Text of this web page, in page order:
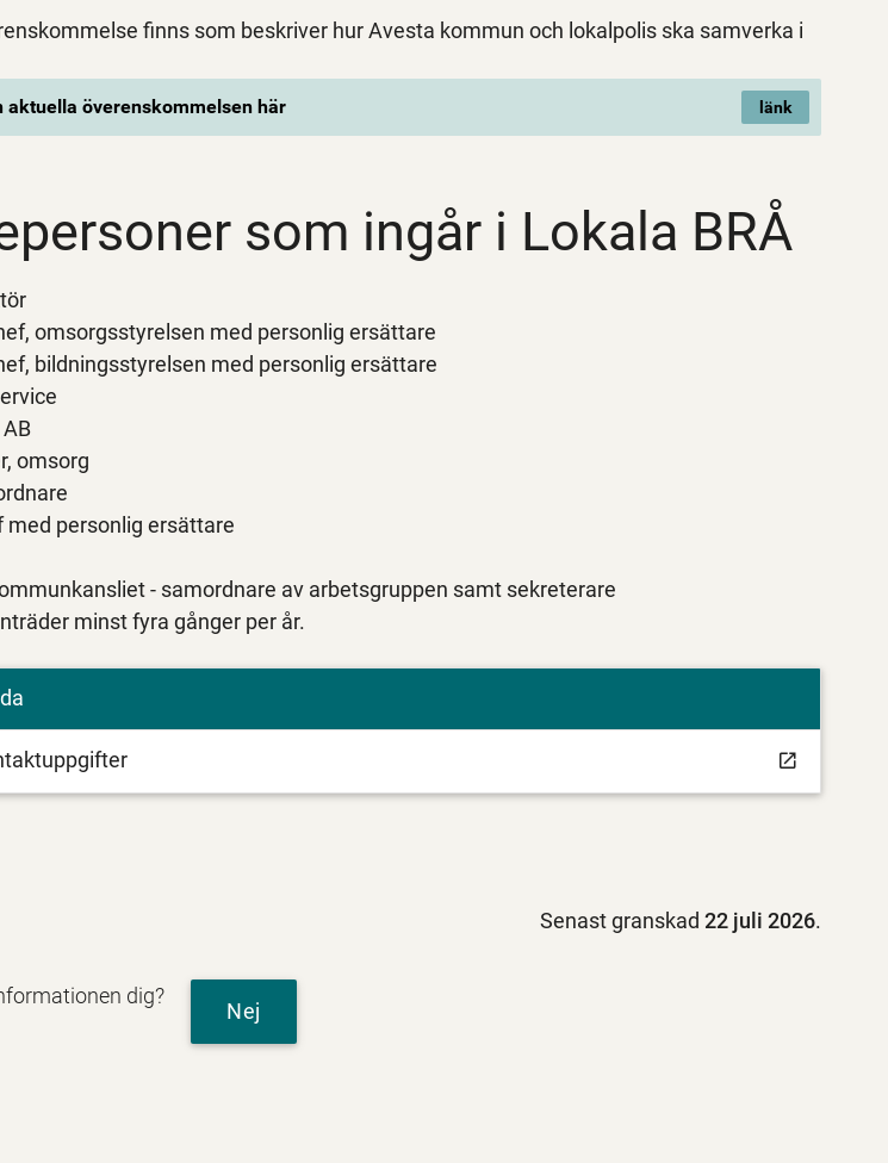
finns som beskriver hur Avesta kommun och lokalpolis ska samverka i
aktuella överenskommelsen här
som ingår i Lokala BRÅ
omsorgsstyrelsen med personlig ersättare
bildningsstyrelsen med personlig ersättare
omsorg
med personlig ersättare
- samordnare av arbetsgruppen samt sekreterare
minst fyra gånger per år.
Senast granskad22 juli 2026.
dig?
Nej